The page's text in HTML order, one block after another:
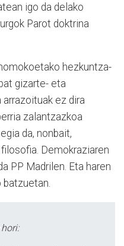
igo da delako
Parot doktrina
hezkuntza-
gizarte- eta
ez dira
zalantzazkoa
da, nonbait,
Demokraziaren
PP Madrilen. Eta haren
batzuetan.
hori: